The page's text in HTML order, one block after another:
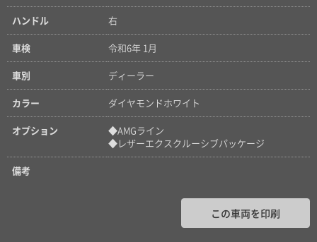
ハンドル 右
車検 令和6年 1月
車別 ディーラー
カラー ダイヤモンドホワイト
オプション
◆AMGライン
◆レザーエクスクルーシブパッケージ
備考
この車両を印刷